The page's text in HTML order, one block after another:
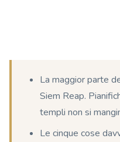
La maggior parte
Siem Reap.
templi non si
Le cinque cose